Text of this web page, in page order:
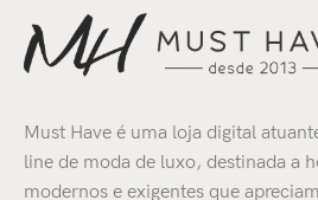
Must Have é uma loja digital
line de moda de luxo, destinada a
modernos e exigentes que